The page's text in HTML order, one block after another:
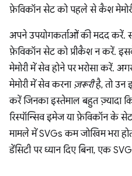
फ़ेविकॉन सेट को पहले से कैश मेमोरी
अपने उपयोगकर्ताओं की मदद करें.
फ़ेविकॉन सेट को प्रीकैश न करें.
मेमोरी में सेव होने पर भरोसा
मेमोरी में सेव करना ज़रूरीहै, तो उन
करें जिनका इस्तेमाल बहुत ज़्यादा
रिस्पॉन्सिव इमेज या फ़ेविकॉन के
मामले में SVGs कम जोखिम भरा
डेंसिटी पर ध्यान दिए बिना, एक